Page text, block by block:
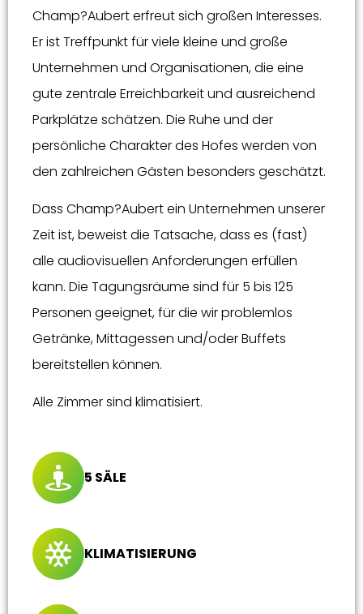
Champ?Aubert erfreut sich großen Interesses.
Er ist Treffpunkt für viele kleine und große
Unternehmen und Organisationen, die eine
gute zentrale Erreichbarkeit und ausreichend
Parkplätze schätzen. Die Ruhe und der
persönliche Charakter des Hofes werden von
den zahlreichen Gästen besonders geschätzt.
Dass Champ?Aubert ein Unternehmen unserer
Zeit ist, beweist die Tatsache, dass es (fast)
alle audiovisuellen Anforderungen erfüllen
kann. Die Tagungsräume sind für 5 bis 125
Personen geeignet, für die wir problemlos
Getränke, Mittagessen und/oder Buffets
bereitstellen können.
Alle Zimmer sind klimatisiert.
5 SÄLE
KLIMATISIERUNG